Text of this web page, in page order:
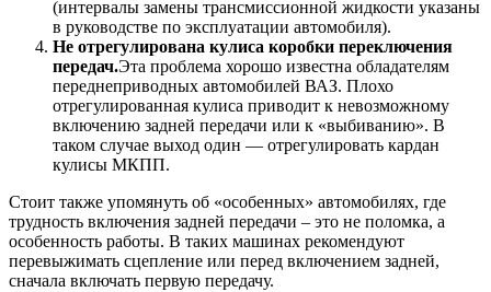
(интервалы замены трансмиссионной жидкости указаны
в руководстве по эксплуатации автомобиля).
Не отрегулирована кулиса коробки переключения
передач.Эта проблема хорошо известна обладателям
переднеприводных автомобилей ВАЗ. Плохо
отрегулированная кулиса приводит к невозможному
включению задней передачи или к «выбиванию». В
таком случае выход один — отрегулировать кардан
кулисы МКПП.
Стоит также упомянуть об «особенных» автомобилях, где
трудность включения задней передачи – это не поломка, а
особенность работы. В таких машинах рекомендуют
перевыжимать сцепление или перед включением задней,
сначала включать первую передачу.